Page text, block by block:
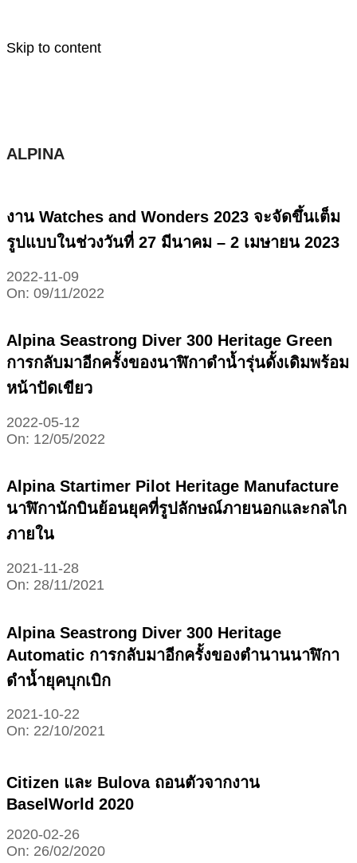
Skip to content
ALPINA
งาน Watches and Wonders 2023 จะจัดขึ้นเต็ม
รูปแบบในช่วงวันที่ 27 มีนาคม – 2 เมษายน 2023
2022-11-09
On: 09/11/2022
Alpina Seastrong Diver 300 Heritage Green
การกลับมาอีกครั้งของนาฬิกาดำน้ำรุ่นดั้งเดิมพร้อม
หน้าปัดเขียว
2022-05-12
On: 12/05/2022
Alpina Startimer Pilot Heritage Manufacture
นาฬิกานักบินย้อนยุคที่รูปลักษณ์ภายนอกและกลไก
ภายใน
2021-11-28
On: 28/11/2021
Alpina Seastrong Diver 300 Heritage
Automatic การกลับมาอีกครั้งของตำนานนาฬิกา
ดำน้ำยุคบุกเบิก
2021-10-22
On: 22/10/2021
Citizen และ Bulova ถอนตัวจากงาน
BaselWorld 2020
2020-02-26
On: 26/02/2020